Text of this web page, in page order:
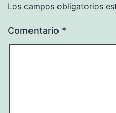
Los campos obligatorios
Comentario *